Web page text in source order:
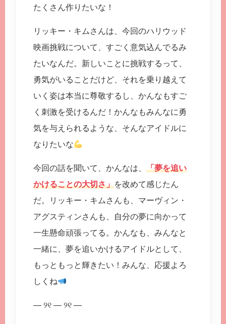
たくさん作りたいな！
リッキー・キムさんは、今回のハリウッド
映画挑戦について、すごく意気込んでるみ
たいなんだ。新しいことに挑戦するって、
勇気がいることだけど、それを乗り越えて
いく姿は本当に尊敬するし、かんなもすご
く刺激を受けるんだ！かんなもみんなに勇
気を与えられるような、そんなアイドルに
なりたいな
今回の話を聞いて、かんなは、 「夢を追い
かけることの大切さ」を改めて感じたん
だ。リッキー・キムさんも、マーヴィン・
アグスティンさんも、自分の夢に向かって
一生懸命頑張ってる。かんなも、みんなと
一緒に、夢を追いかけるアイドルとして、
もっともっと輝きたい！みんな、応援よろ
しくね
— ୨୧ — ୨୧ —